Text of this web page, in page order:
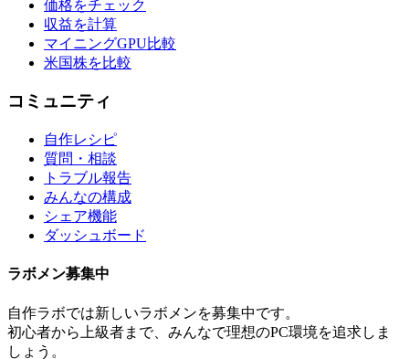
価格をチェック
収益を計算
マイニングGPU比較
米国株を比較
コミュニティ
自作レシピ
質問・相談
トラブル報告
みんなの構成
シェア機能
ダッシュボード
ラボメン募集中
自作ラボでは新しいラボメンを募集中です。
初心者から上級者まで、みんなで理想のPC環境を追求しま
しょう。